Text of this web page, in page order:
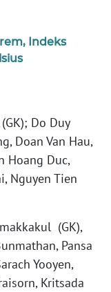
Indeks
Do Duy
Doan Van Hau,
Hoang Duc,
Nguyen Tien
(GK),
Pansa
Yooyen,
Kritsada